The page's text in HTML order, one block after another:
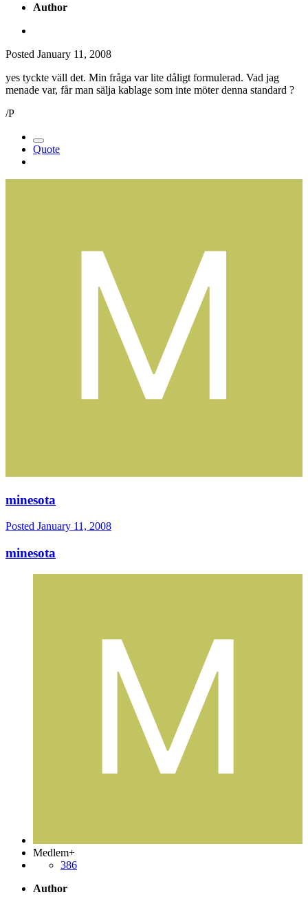
Author
Posted January 11, 2008
yes tyckte väll det. Min fråga var lite dåligt formulerad. Vad jag
menade var, får man sälja kablage som inte möter denna standard ?
/P
Quote
minesota
Posted January 11, 2008
minesota
Medlem+
386
Author